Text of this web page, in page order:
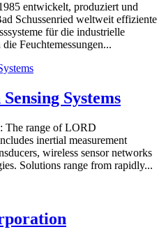
entwickelt, produziert und
Schussenried weltweit effiziente
für die industrielle
Feuchtemessungen...
Systems
: The range of LORD
inertial measurement
wireless sensor networks
Solutions range from rapidly...